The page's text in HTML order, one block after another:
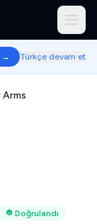
→ Türkçe devam et
Doğrulandı